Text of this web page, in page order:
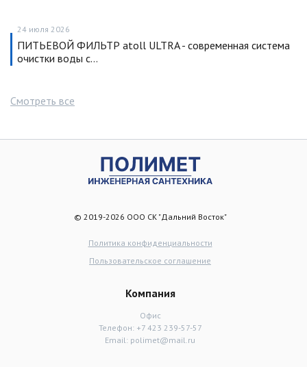
24 июля 2026
ПИТЬЕВОЙ ФИЛЬТР atoll ULTRA - современная система
очистки воды с…
Смотреть все
© 2019-2026 ООО СК "Дальний Восток"
Политика конфиденциальности
Пользовательское соглашение
Компания
Офис
Телефон: +7 423 239-57-57
Email: polimet@mail.ru